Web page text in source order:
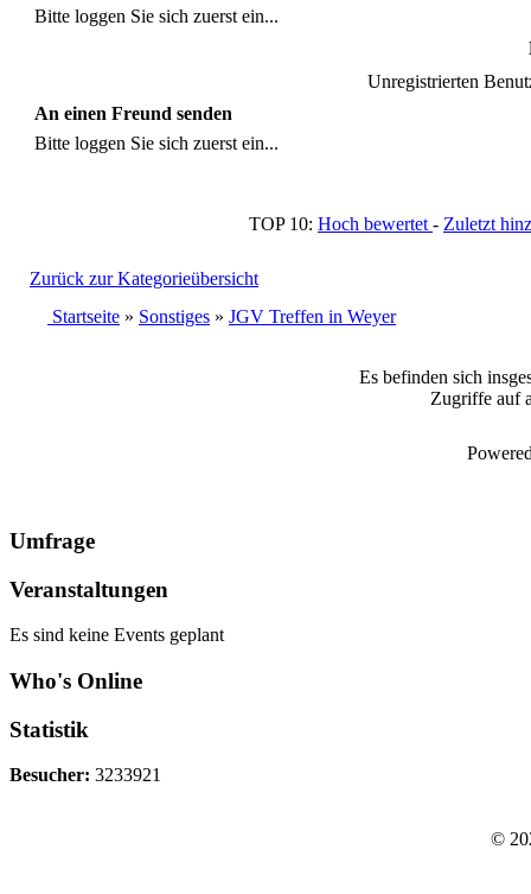
Bitte loggen Sie sich zuerst ein...
Unregistrierten
An einen Freund senden
Bitte loggen Sie sich zuerst ein...
TOP 10: Hoch bewertet - Zuletzt
Zurück zur Kategorieübersicht
Startseite » Sonstiges » JGV Treffen in Weyer
Es befinden sich
Zugriffe auf
Umfrage
Veranstaltungen
Es sind keine Events geplant
Who's Online
Statistik
Besucher: 3233921
©